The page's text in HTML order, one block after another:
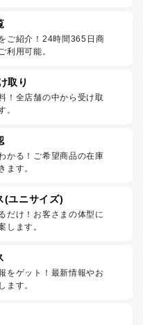
ご紹介！24時間365日商
利用可能。
取り
！全店舗の中から受け取
。
かる！ご希望商品の在庫
ます。
(ユニサイズ)
だけ！お客さまの体型に
します。
をゲット！最新情報やお
ます。